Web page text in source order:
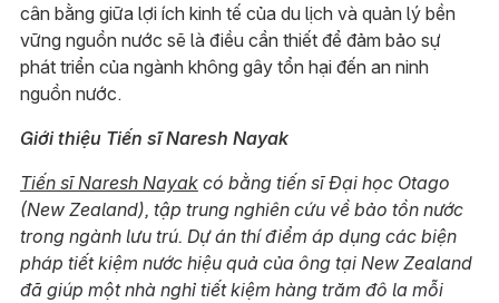
cân bằng giữa lợi ích kinh tế của du lịch và quản lý bền
vững nguồn nước sẽ là điều cần thiết để đảm bảo sự
phát triển của ngành không gây tổn hại đến an ninh
nguồn nước.
Giới thiệu Tiến sĩ Naresh Nayak
Tiến sĩ Naresh Nayakcó bằng tiến sĩ Đại học Otago
(New Zealand), tập trung nghiên cứu về bảo tồn nước
trong ngành lưu trú. Dự án thí điểm áp dụng các biện
pháp tiết kiệm nước hiệu quả của ông tại New Zealand
đã giúp một nhà nghỉ tiết kiệm hàng trăm đô la mỗi